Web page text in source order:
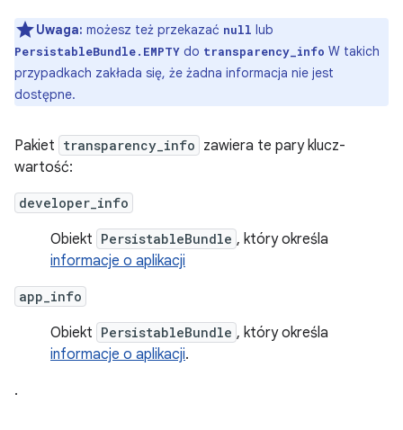
Uwaga: możesz też przekazać null lub
PersistableBundle.EMPTY do transparency_info W takich
przypadkach zakłada się, że żadna informacja nie jest
dostępne.
Pakiet transparency_info zawiera te pary klucz-
wartość:
developer_info
Obiekt PersistableBundle , który określa
informacje o aplikacji
app_info
Obiekt PersistableBundle , który określa
informacje o aplikacji.
.